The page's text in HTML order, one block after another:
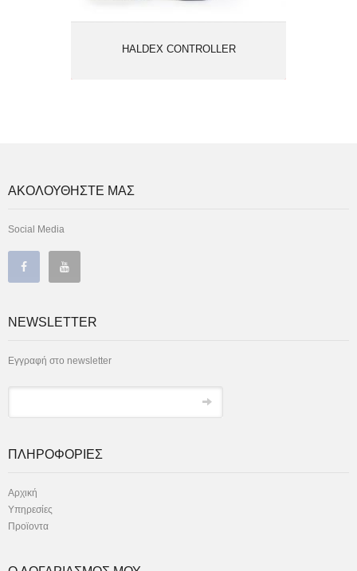
HALDEX CONTROLLER
ΑΚΟΛΟΥΘΗΣΤΕ ΜΑΣ
Social Media
NEWSLETTER
Εγγραφή στο newsletter
ΠΛΗΡΟΦΟΡΙΕΣ
Αρχική
Υπηρεσίες
Προϊοντα